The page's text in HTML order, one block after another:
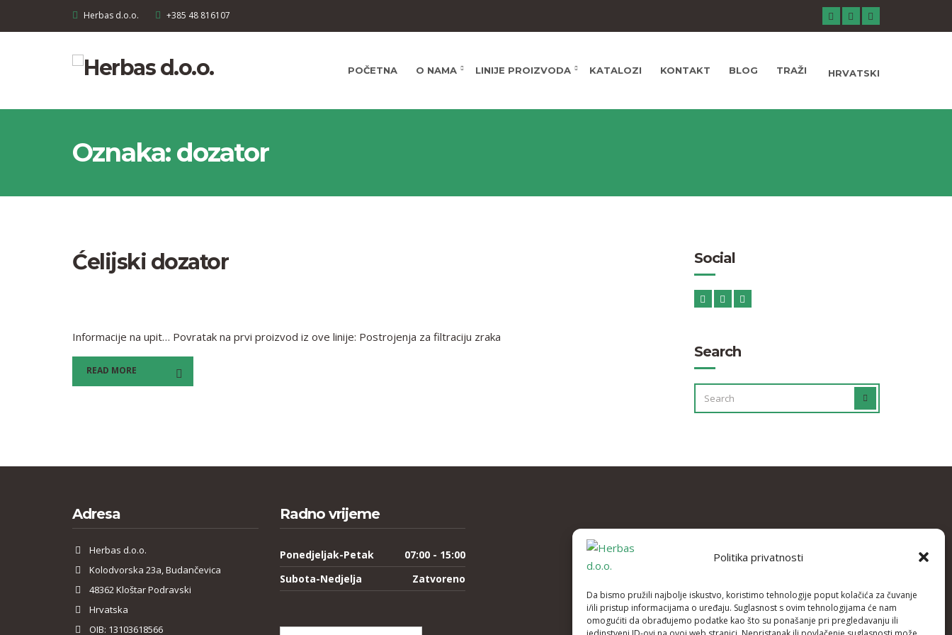
Politika privatnosti
Da bismo pružili najbolje iskustvo, koristimo tehnologije poput kolačića za čuvanje
i/ili pristup informacijama o uređaju. Suglasnost s ovim tehnologijama će nam
omogućiti da obrađujemo podatke kao što su ponašanje pri pregledavanju ili
Herbas d.o.o. +385 48 816107
POČETNA O NAMA LINIJE PROIZVODA KATALOZI KONTAKT BLOG TRAŽI HRVATSKI
Oznaka: dozator
Ćelijski dozator
Informacije na upit… Povratak na prvi proizvod iz ove linije: Postrojenja za filtraciju zraka
READ MORE
Social
Search
SEARCH
FOR:
Adresa
Herbas d.o.o.
Kolodvorska 23a, Budančevica
48362 Kloštar Podravski
Hrvatska
OIB: 13103618566
Radno vrijeme
Ponedjeljak-Petak
07:00 - 15:00
Subota-Nedjelja
Zatvoreno